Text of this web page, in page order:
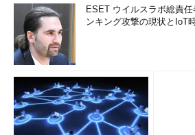
ESET ウイルスラボ総責
ンキング攻撃の現状とIoT